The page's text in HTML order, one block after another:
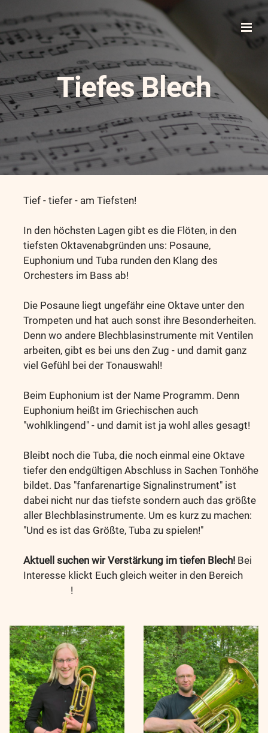
Tiefes Blech
Tief - tiefer - am Tiefsten!
In den höchsten Lagen gibt es die Flöten, in den
tiefsten Oktavenabgründen uns: Posaune,
Euphonium und Tuba runden den Klang des
Orchesters im Bass ab!
Die Posaune liegt ungefähr eine Oktave unter den
Trompeten und hat auch sonst ihre Besonderheiten.
Denn wo andere Blechblasinstrumente mit Ventilen
arbeiten, gibt es bei uns den Zug - und damit ganz
viel Gefühl bei der Tonauswahl!
Beim Euphonium ist der Name Programm. Denn
Euphonium heißt im Griechischen auch
"wohlklingend" - und damit ist ja wohl alles gesagt!
Bleibt noch die Tuba, die noch einmal eine Oktave
tiefer den endgültigen Abschluss in Sachen Tonhöhe
bildet. Das "fanfarenartige Signalinstrument" ist
dabei nicht nur das tiefste sondern auch das größte
aller Blechblasinstrumente. Um es kurz zu machen:
"Und es ist das Größte, Tuba zu spielen!"
Aktuell suchen wir Verstärkung im tiefen Blech! Bei
Interesse klickt Euch gleich weiter in den Bereich
!